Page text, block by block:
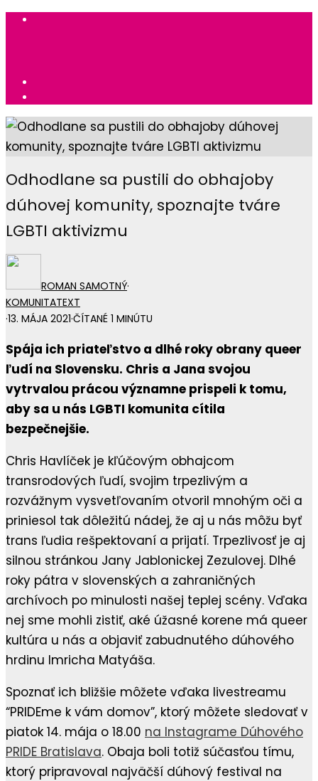
Odhodlane sa pustili do obhajoby
dúhovej komunity, spoznajte tváre
LGBTI aktivizmu
ROMAN SAMOTNÝ·
KOMUNITATEXT
·13. MÁJA 2021·ČÍTANÉ 1 MINÚTU
Spája ich priateľstvo a dlhé roky obrany queer
ľudí na Slovensku. Chris a Jana svojou
vytrvalou prácou významne prispeli k tomu,
aby sa u nás LGBTI komunita cítila
bezpečnejšie.
Chris Havlíček je kľúčovým obhajcom
transrodových ľudí, svojim trpezlivým a
rozvážnym vysvetľovaním otvoril mnohým oči a
priniesol tak dôležitú nádej, že aj u nás môžu byť
trans ľudia rešpektovaní a prijatí. Trpezlivosť je aj
silnou stránkou Jany Jablonickej Zezulovej. Dlhé
roky pátra v slovenských a zahraničných
archívoch po minulosti našej teplej scény. Vďaka
nej sme mohli zistiť, aké úžasné korene má queer
kultúra u nás a objaviť zabudnutého dúhového
hrdinu Imricha Matyáša.
Spoznať ich bližšie môžete vďaka livestreamu
“PRIDEme k vám domov”, ktorý môžete sledovať v
piatok 14. mája o 18.00 na Instagrame Dúhového
PRIDE Bratislava. Obaja boli totiž súčasťou tímu,
ktorý pripravoval najväčší dúhový festival na